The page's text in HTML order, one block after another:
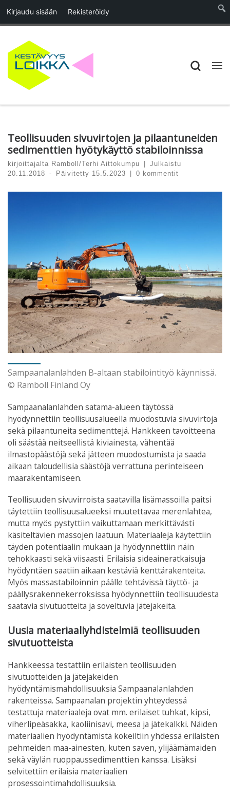
Kirjaudu sisään Rekisteröidy
Skip to content
Teollisuuden sivuvirtojen ja pilaantuneiden
sedimenttien hyötykäyttö stabiloinnissa
kirjoittajalta Ramboll/Terhi Aittokumpu
Julkaistu
20.11.2018
- Päivitetty 15.5.2023 0 kommentit
Sampaanalanlahden B-altaan stabilointityö käynnissä.
© Ramboll Finland Oy
Sampaanalanlahden satama-alueen täytössä
hyödynnettiin teollisuusalueella muodostuvia sivuvirtoja
sekä pilaantuneita sedimenttejä. Hankkeen tavoitteena
oli säästää neitseellistä kiviainesta, vähentää
ilmastopäästöjä sekä jätteen muodostumista ja saada
aikaan taloudellisia säästöjä verrattuna perinteiseen
maarakentamiseen.
Teollisuuden sivuvirroista saatavilla lisämassoilla paitsi
täytettiin teollisuusalueeksi muutettavaa merenlahtea,
mutta myös pystyttiin vaikuttamaan merkittävästi
käsiteltävien massojen laatuun. Materiaaleja käytettiin
täyden potentiaalin mukaan ja hyödynnettiin näin
tehokkaasti sekä viisaasti. Erilaisia sideaineratkaisuja
hyödyntäen saatiin aikaan kestäviä kenttärakenteita.
Myös massastabiloinnin päälle tehtävissä täyttö- ja
päällysrakennekerroksissa hyödynnettiin teollisuudesta
saatavia sivutuotteita ja soveltuvia jätejakeita.
Uusia materiaaliyhdistelmiä teollisuuden
sivutuotteista
Hankkeessa testattiin erilaisten teollisuuden
sivutuotteiden ja jätejakeiden
hyödyntämismahdollisuuksia Sampaanalanlahden
rakenteissa. Sampaanalan projektin yhteydessä
testattuja materiaaleja ovat mm. erilaiset tuhkat, kipsi,
viherlipeäsakka, kaoliinisavi, meesa ja jätekalkki. Näiden
materiaalien hyödyntämistä kokeiltiin yhdessä erilaisten
pehmeiden maa-ainesten, kuten saven, ylijäämämaiden
sekä väylän ruoppaussedimenttien kanssa. Lisäksi
selvitettiin erilaisia materiaalien
prosessointimahdollisuuksia.